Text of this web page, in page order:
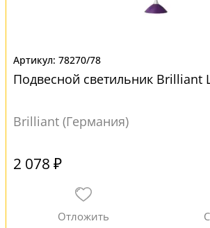
78270/78
Подвесной светильник Brilliant
Brilliant (Германия)
2 078 ₽